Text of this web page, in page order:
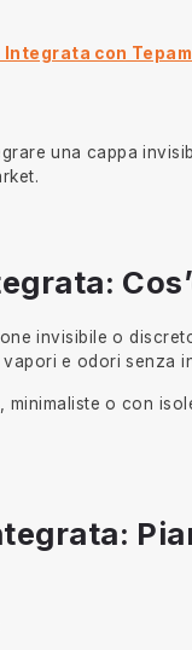
Integrata con
una cappa
invisibile o
e odori senza
minimaliste o con